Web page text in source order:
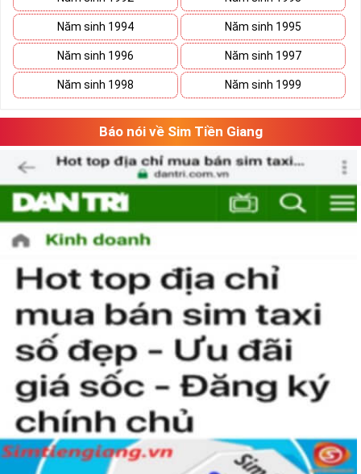
Phương pháp chọn sim số đẹp lục qúy 8
“Số có nghĩa – Người có mệnh”, lựa chọnsim số đẹp
tứ quý cần căn
cứ vào vận mệnh của mỗi người. Lựa chọn sim số đẹp hợp mệnh
không chỉ mang lại nhiều may mắn và tài lộc cho chủ sim mà nó
còn thể hiện được nhiều phong cách làm việc chuyên nghiệp của
người sử dụng.
Theo ngũ hành sinh khắc, con số 8 là con số cát của mệnh Thổ.
Người mệnh này sử dụng sim điện thoại chứa số 8 sẽ mang lại
nhiều may mắn và tài lộc.
Ngoài ra khi lựa chọn sim số đẹp chúng ta nên chọn dãy số âm
dương hài hòa và có tổng số nút cao, như vậy việc làm ăn sẽ gặp
nhiều thuận lợi và suôn sẻ hơn.
Hãy lựa chọn sim lục quý 8 hợp phong thủy và vận mệnh để đem
đến vượng khí và may mắn trong công danh, sự nghiệp.
Hướng dẫn mua Sim Lục Quý 8 tại
Simtiengiang.vn.
Năm sinh 1994 Năm sinh 1995
Năm sinh 1996 Năm sinh 1997
Năm sinh 1998 Năm sinh 1999
Báo nói về Sim Tiền Giang